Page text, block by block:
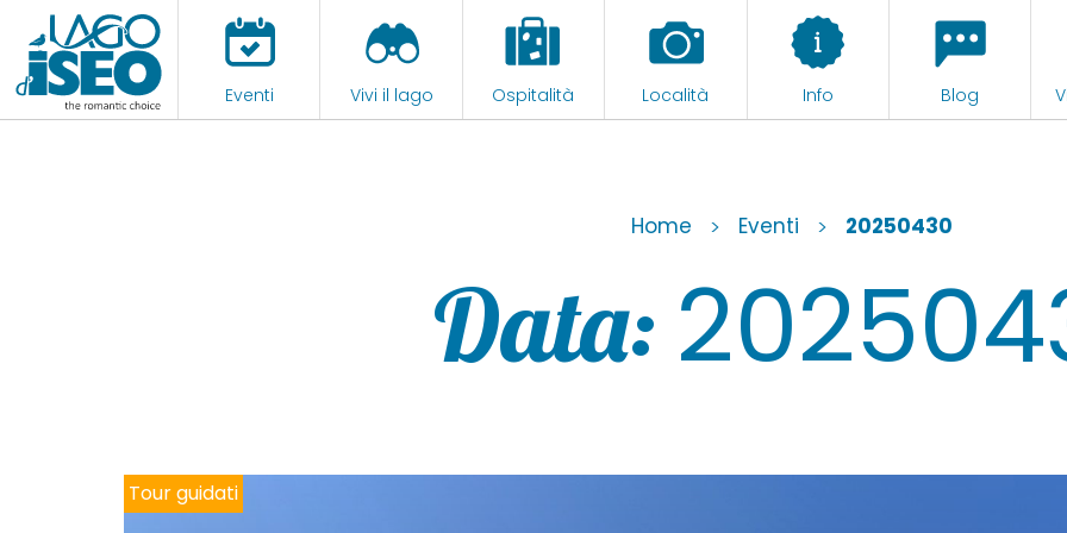
Eventi Vivi il lago Ospitalità Località Info Blog
Home > Eventi > 20250430
Data:
Tour guidati